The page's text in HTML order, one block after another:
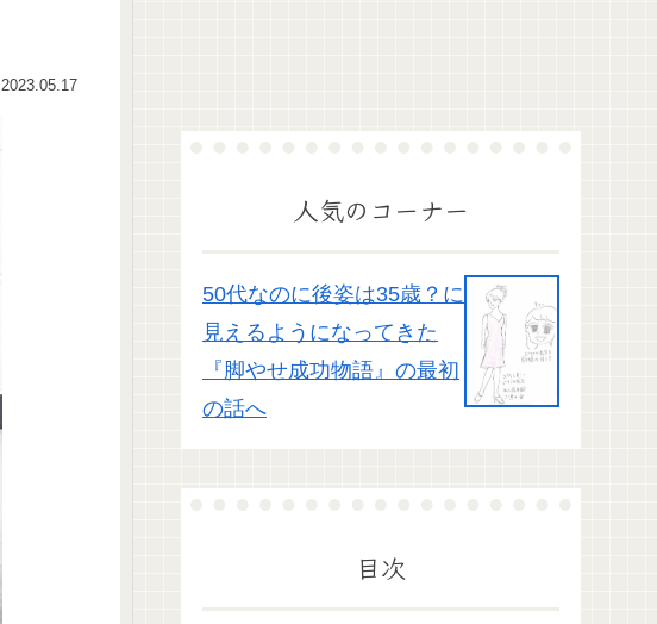
2023.05.17
人気のコーナー
50代なのに後姿は35歳？に
見えるようになってきた
『脚やせ成功物語』の最初
の話へ
目次